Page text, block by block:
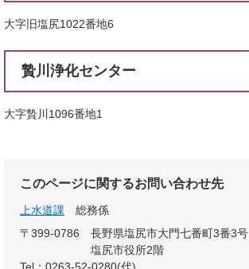
大字旧塩尻1022番地6
贄川浄化センター
大字贄川1096番地1
このページに関するお問い合わせ先
上水道課
総務係
〒399-0786
長野県塩尻市大門七番町3番3号
塩尻市役所2階